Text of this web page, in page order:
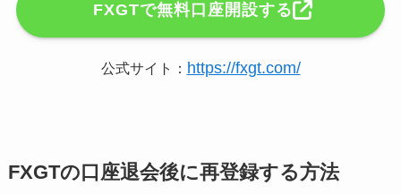
FXGTで無料口座開設する
公式サイト： https://fxgt.com/
FXGTの口座退会後に再登録する方法